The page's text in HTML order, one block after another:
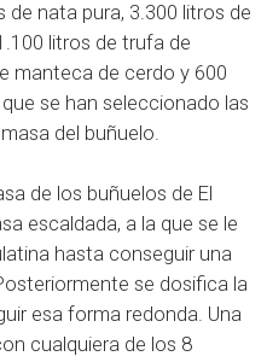
de nata pura, 3.300 litros de
litros de trufa de
manteca de cerdo y 600
se han seleccionado las
del buñuelo.
de los buñuelos de El
escaldada, a la que se le
hasta conseguir una
se dosifica la
esa forma redonda. Una
cualquiera de los 8